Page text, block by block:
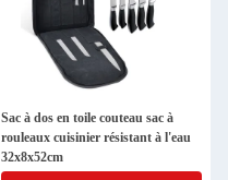
Sac à dos en toile couteau sac à
rouleaux cuisinier résistant à l'eau
32x8x52cm